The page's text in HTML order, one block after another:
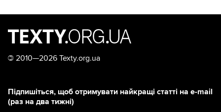
© 2010—2026 Texty.org.ua
Підпишіться, щоб отримувати найкращі статті на e-mail
(раз на два тижні)